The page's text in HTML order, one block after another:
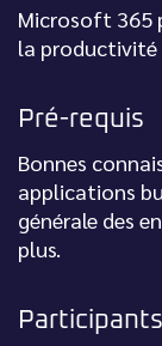
Microsoft 365
la productivité
Pré-requis
Bonnes
applications
générale des
plus.
Participants